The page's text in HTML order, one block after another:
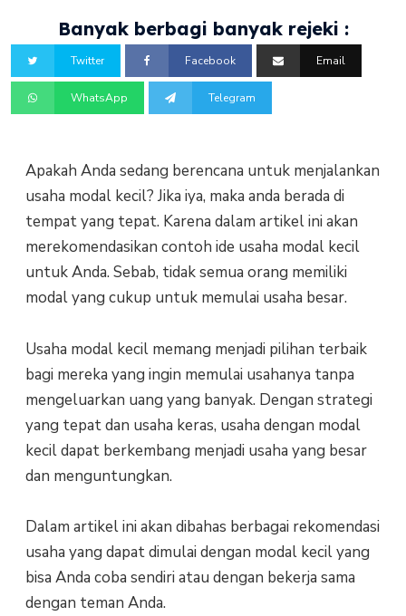
Banyak berbagi banyak rejeki :
Twitter Facebook Email
WhatsApp Telegram
Apakah Anda sedang berencana untuk menjalankan
usaha modal kecil? Jika iya, maka anda berada di
tempat yang tepat. Karena dalam artikel ini akan
merekomendasikan contoh ide usaha modal kecil
untuk Anda. Sebab, tidak semua orang memiliki
modal yang cukup untuk memulai usaha besar.
Usaha modal kecil memang menjadi pilihan terbaik
bagi mereka yang ingin memulai usahanya tanpa
mengeluarkan uang yang banyak. Dengan strategi
yang tepat dan usaha keras, usaha dengan modal
kecil dapat berkembang menjadi usaha yang besar
dan menguntungkan.
Dalam artikel ini akan dibahas berbagai rekomendasi
usaha yang dapat dimulai dengan modal kecil yang
bisa Anda coba sendiri atau dengan bekerja sama
dengan teman Anda.